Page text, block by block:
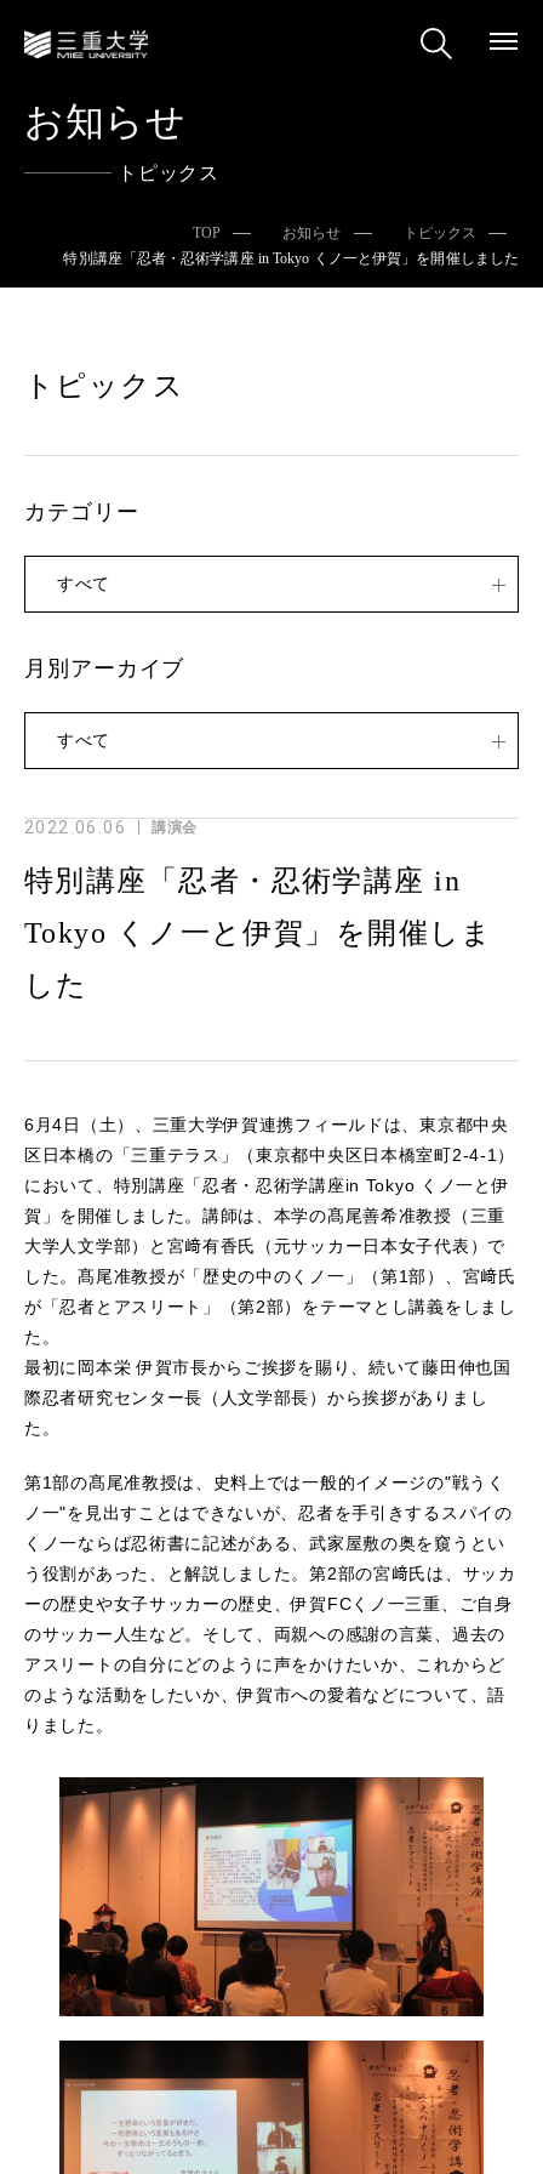
お知らせ
トピックス
TOP お知らせ
トピックス
特別講座「忍者・忍術学講座 in Tokyo くノ一と伊賀」を開催しました
2022.06.06 講演会
特別講座「忍者・忍術学講座 in
Tokyo くノ一と伊賀」を開催しま
した
6月4日（土）、三重大学伊賀連携フィールドは、東京都中央
区日本橋の「三重テラス」（東京都中央区日本橋室町2-4-1）
において、特別講座「忍者・忍術学講座in Tokyo くノ一と伊
賀」を開催しました。講師は、本学の髙尾善希准教授（三重
大学人文学部）と宮﨑有香氏（元サッカー日本女子代表）で
した。髙尾准教授が「歴史の中のくノ一」（第1部）、宮﨑氏
が「忍者とアスリート」（第2部）をテーマとし講義をしまし
た。
最初に岡本栄 伊賀市長からご挨拶を賜り、続いて藤田伸也国
際忍者研究センター長（人文学部長）から挨拶がありまし
た。
第1部の髙尾准教授は、史料上では一般的イメージの"戦うく
ノ一"を見出すことはできないが、忍者を手引きするスパイの
くノ一ならば忍術書に記述がある、武家屋敷の奥を窺うとい
う役割があった、と解説しました。第2部の宮﨑氏は、サッカ
ーの歴史や女子サッカーの歴史、伊賀FCくノ一三重、ご自身
のサッカー人生など。そして、両親への感謝の言葉、過去の
アスリートの自分にどのように声をかけたいか、これからど
のような活動をしたいか、伊賀市への愛着などについて、語
りました。
トピックス
カテゴリー
すべて
月別アーカイブ
すべて